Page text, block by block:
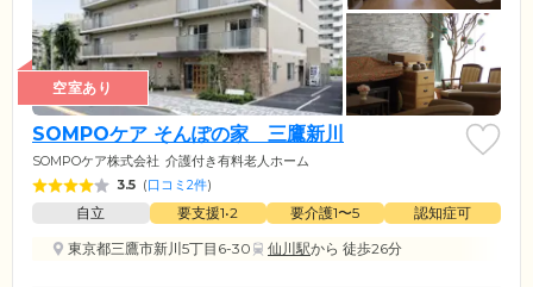
空室あり
SOMPOケア そんぽの家 三鷹新川
SOMPOケア株式会社 介護付き有料老人ホーム
3.5 (口コミ2件)
自立 要支援1•2 要介護1〜5
認知症可
東京都三鷹市新川5丁目6-30
仙川駅から 徒歩26分